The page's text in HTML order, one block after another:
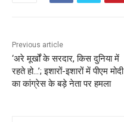
Previous article
‘अरे मूर्खों के सरदार, किस दुनिया में
रहते हो…’; इशारों-इशारों में पीएम मोदी
का कांग्रेस के बड़े नेता पर हमला